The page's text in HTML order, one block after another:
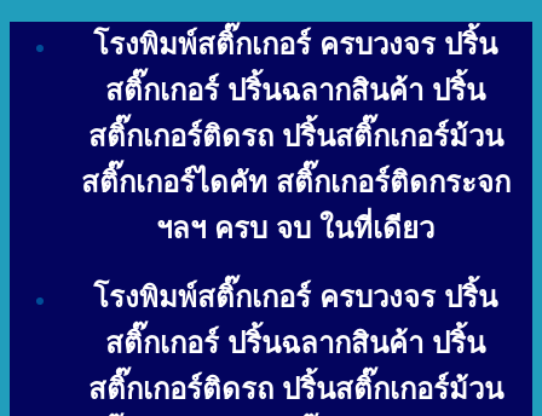
โรงพิมพ์สติ๊กเกอร์ ครบวงจร ปริ้น
สติ๊กเกอร์ ปริ้นฉลากสินค้า ปริ้น
สติ๊กเกอร์ติดรถ ปริ้นสติ๊กเกอร์ม้วน
สติ๊กเกอร์ไดคัท สติ๊กเกอร์ติดกระจก
ฯลฯ ครบ จบ ในที่เดียว
โรงพิมพ์สติ๊กเกอร์ ครบวงจร ปริ้น
สติ๊กเกอร์ ปริ้นฉลากสินค้า ปริ้น
สติ๊กเกอร์ติดรถ ปริ้นสติ๊กเกอร์ม้วน